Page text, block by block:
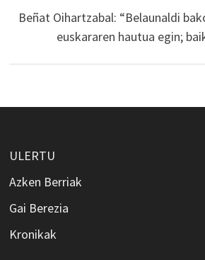
Beñat Oihartzabal: “Belaunaldi
euskararen hautua egin;
ULERTU
Azken Berriak
Gai Berezia
Kronikak